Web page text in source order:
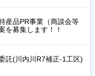
産品PR事業（商談会等
を募集します！！
託(川内川R7補正-1工区)